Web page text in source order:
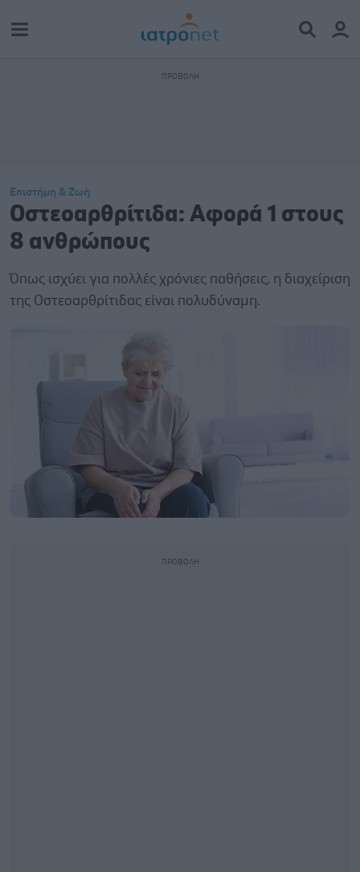
Επιστήμη & Ζωή
Οστεοαρθρίτιδα: Αφορά 1 στους
8 ανθρώπους
Όπως ισχύει για πολλές χρόνιες παθήσεις, η διαχείριση
της Οστεοαρθρίτιδας είναι πολυδύναμη.